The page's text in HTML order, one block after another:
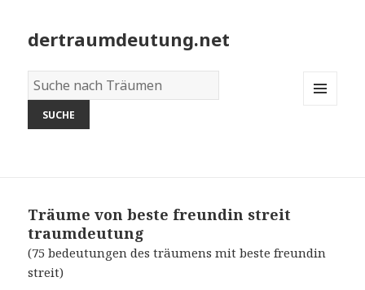
dertraumdeutung.net
Wörterbuch
der
Träume:
Träume von beste freundin streit
traumdeutung
(75 bedeutungen des träumens mit beste freundin
streit)